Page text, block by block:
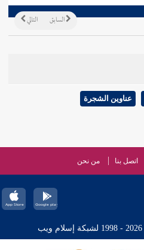
التالي السابق
عناوين الشجرة
اتصل بنا من نحن